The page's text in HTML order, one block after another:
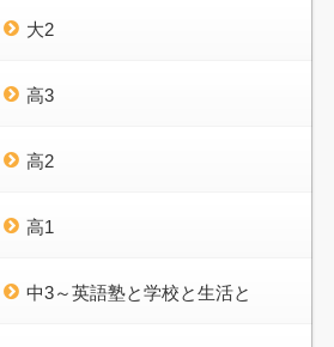
大2
高3
高2
高1
中3～英語塾と学校と生活と